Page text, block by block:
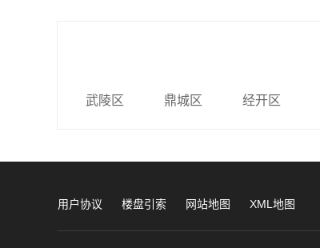
武陵区 鼎城区 经开区
用户协议 楼盘引索 网站地图 XML地图